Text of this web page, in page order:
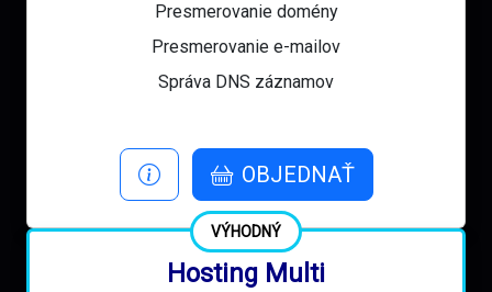
Presmerovanie domény
Presmerovanie e-mailov
Správa DNS záznamov
OBJEDNAŤ
VÝHODNÝ
Hosting Multi